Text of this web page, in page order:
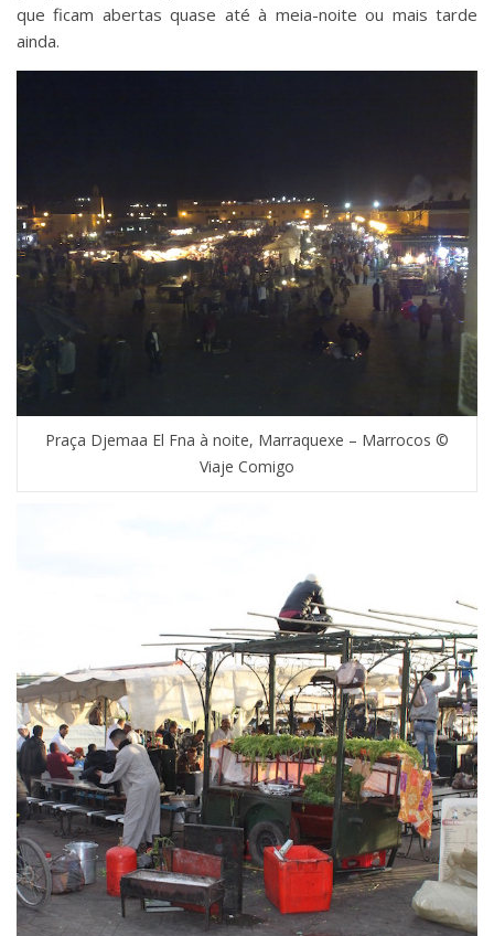
que ficam abertas quase até à meia-noite ou mais tarde
ainda.
Praça Djemaa El Fna à noite, Marraquexe – Marrocos ©
Viaje Comigo